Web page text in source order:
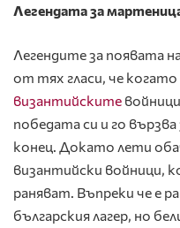
Легендата за
Легендите за появата
от тях гласи, че когато
византийските
победата си и го вързва
конец. Докато лети
византийски войници,
раняват. Въпреки че е
българския лагер, но